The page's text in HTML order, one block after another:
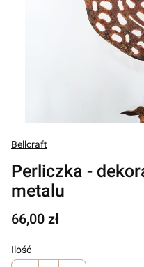
Bellcraft
Perliczka -
metalu
Cena
66,00 zł
Ilość